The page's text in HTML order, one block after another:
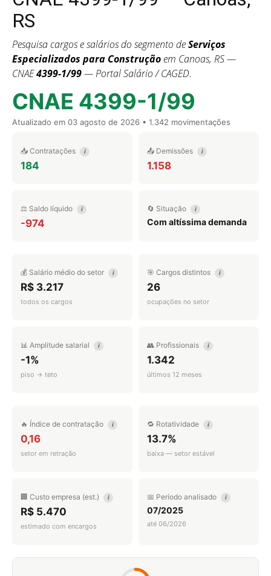
RS
Pesquisa cargos e salários do segmento deServiços
Especializados para Construçãoem Canoas, RS —
CNAE4399-1/99— Portal Salário / CAGED.
CNAE 4399-1/99
Atualizado em 03 agosto de 2026 • 1.342 movimentações
📥 Contratações i
184
📤 Demissões i
1.158
⚖️ Saldo líquido i
-974
🔄 Situação i
Com altíssima demanda
💰 Salário médio do setor i
R$ 3.217
todos os cargos
🎯 Cargos distintos i
26
ocupações no setor
📊 Amplitude salarial i
-1%
piso → teto
👥 Profissionais i
1.342
últimos 12 meses
🔥 Índice de contratação i
0,16
setor em retração
🔁 Rotatividade i
13.7%
baixa — setor estável
🏢 Custo empresa (est.) i
R$ 5.470
estimado com encargos
📅 Período analisado i
07/2025
até 06/2026